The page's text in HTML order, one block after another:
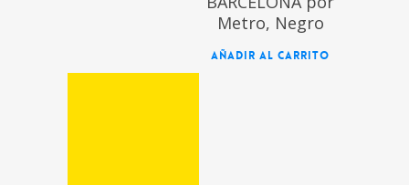
Metro, Negro
AÑADIR AL CARRITO